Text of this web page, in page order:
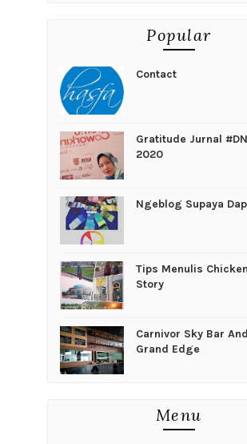
Popular
Contact
Gratitude Jurnal
2020
Ngeblog Supaya
Tips Menulis
Story
Carnivor Sky Bar
Grand Edge
Menu